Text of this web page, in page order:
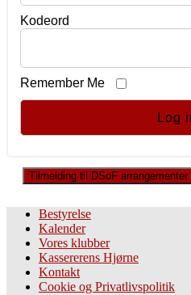
Kodeord
Remember Me
Tilmelding til DSoF arrangementer
Bestyrelse
Kalender
Vores klubber
Kassererens Hjørne
Kontakt
Cookie og Privatlivspolitik